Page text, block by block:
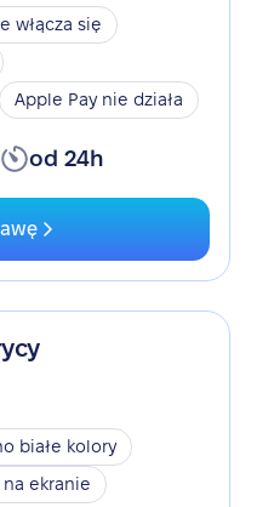
włącza się
Apple Pay nie działa
od 24h
białe kolory
na ekranie